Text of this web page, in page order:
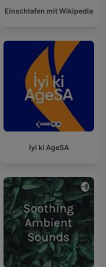
Einschlafen mit Wikipedia
İyi ki AgeSA